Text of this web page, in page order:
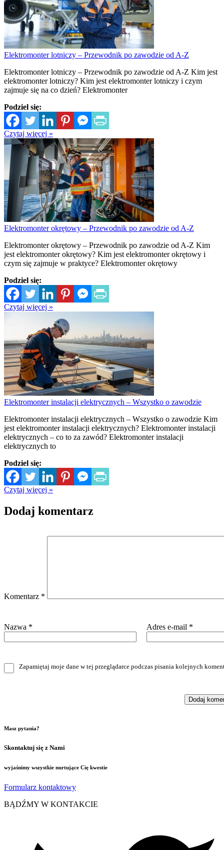
Elektromonter lotniczy – Przewodnik po zawodzie od A-Z
Elektromonter lotniczy – Przewodnik po zawodzie od A-Z Kim jest
elektromonter lotniczy? Kim jest elektromonter lotniczy i czym
zajmuje się na co dzień? Elektromonter
Podziel się:
Czytaj więcej »
Elektromonter okrętowy – Przewodnik po zawodzie od A-Z
Elektromonter okrętowy – Przewodnik po zawodzie od A-Z Kim
jest elektromonter okrętowy? Kim jest elektromonter okrętowy i
czym się zajmuje w praktyce? Elektromonter okrętowy
Podziel się:
Czytaj więcej »
Elektromonter instalacji elektrycznych – Wszystko o zawodzie
Elektromonter instalacji elektrycznych – Wszystko o zawodzie Kim
jest elektromonter instalacji elektrycznych? Elektromonter instalacji
elektrycznych – co to za zawód? Elektromonter instalacji
elektrycznych to
Podziel się:
Czytaj więcej »
Dodaj komentarz
Komentarz *
Nazwa * Adres e-mail *
Zapamiętaj moje dane w tej przeglądarce podczas pisania kolejnych
Masz pytania?
Skontaktuj się z Nami
wyjaśnimy wszystkie nurtujące Cię kwestie
Formularz kontaktowy
BĄDŹMY W KONTAKCIE